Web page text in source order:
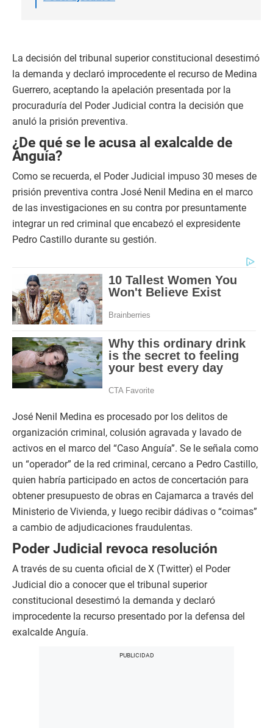
La decisión del tribunal superior constitucional desestimó
la demanda y declaró improcedente el recurso de Medina
Guerrero, aceptando la apelación presentada por la
procuraduría del Poder Judicial contra la decisión que
anuló la prisión preventiva.
¿De qué se le acusa al exalcalde de
Anguía?
Como se recuerda, el Poder Judicial impuso 30 meses de
prisión preventiva contra José Nenil Medina en el marco
de las investigaciones en su contra por presuntamente
integrar un red criminal que encabezó el expresidente
Pedro Castillo durante su gestión.
José Nenil Medina es procesado por los delitos de
organización criminal, colusión agravada y lavado de
activos en el marco del “Caso Anguía”. Se le señala como
un “operador” de la red criminal, cercano a Pedro Castillo,
quien habría participado en actos de concertación para
obtener presupuesto de obras en Cajamarca a través del
Ministerio de Vivienda, y luego recibir dádivas o “coimas”
a cambio de adjudicaciones fraudulentas.
Poder Judicial revoca resolución
A través de su cuenta oficial de X (Twitter) el Poder
Judicial dio a conocer que el tribunal superior
constitucional desestimó la demanda y declaró
improcedente la recurso presentado por la defensa del
exalcalde Anguía.